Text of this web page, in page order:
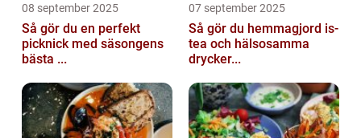
08 september 2025
Så gör du en perfekt
picknick med säsongens
bästa ...
07 september 2025
Så gör du hemmagjord is-
tea och hälsosamma
drycker...